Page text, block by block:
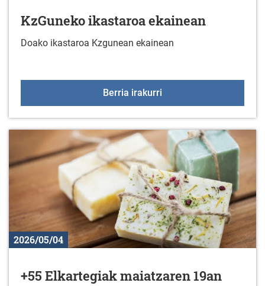
KzGuneko ikastaroa ekainean
Doako ikastaroa Kzgunean ekainean
Berria irakurri
2026/05/04
+55 Elkartegiak maiatzaren 19an